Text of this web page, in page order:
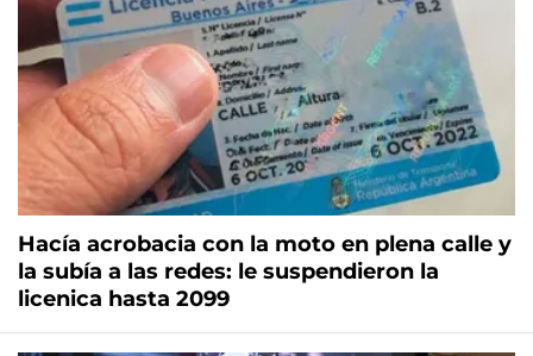
Hacía acrobacia con la moto en plena calle y
la subía a las redes: le suspendieron la
licenica hasta 2099